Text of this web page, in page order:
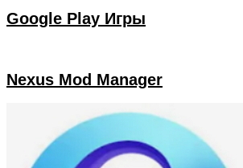
Google Play Игры
Nexus Mod Manager